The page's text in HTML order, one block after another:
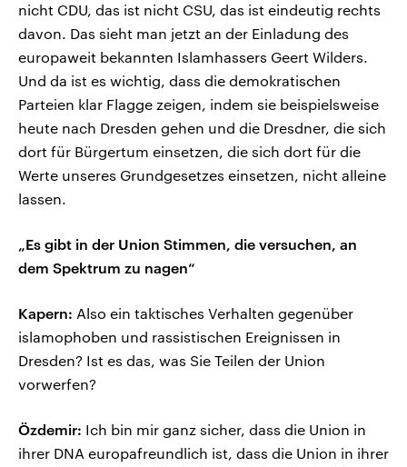
nicht CDU, das ist nicht CSU, das ist eindeutig rechts
davon. Das sieht man jetzt an der Einladung des
europaweit bekannten Islamhassers Geert Wilders.
Und da ist es wichtig, dass die demokratischen
Parteien klar Flagge zeigen, indem sie beispielsweise
heute nach Dresden gehen und die Dresdner, die sich
dort für Bürgertum einsetzen, die sich dort für die
Werte unseres Grundgesetzes einsetzen, nicht alleine
lassen.
„Es gibt in der Union Stimmen, die versuchen, an
dem Spektrum zu nagen“
Kapern: Also ein taktisches Verhalten gegenüber
islamophoben und rassistischen Ereignissen in
Dresden? Ist es das, was Sie Teilen der Union
vorwerfen?
Özdemir: Ich bin mir ganz sicher, dass die Union in
ihrer DNA europafreundlich ist, dass die Union in ihrer